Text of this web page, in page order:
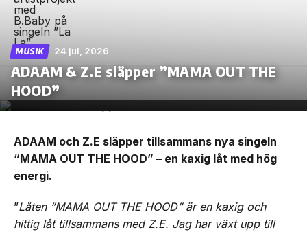
MUSIK 24 jul, 2026
ADAAM & Z.E släpper ”MAMA OUT THE
HOOD”
ADAAM och Z.E släpper tillsammans nya singeln
“MAMA OUT THE HOOD” – en kaxig låt med hög
energi.
”Låten ”MAMA OUT THE HOOD” är en kaxig och
hittig låt tillsammans med Z.E. Jag har växt upp till